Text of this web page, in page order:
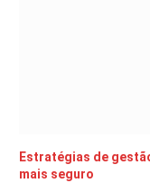
Estratégias de
mais seguro